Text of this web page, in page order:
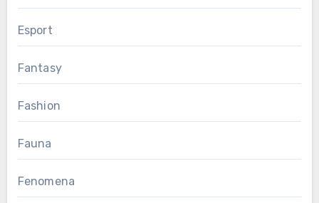
Esport
Fantasy
Fashion
Fauna
Fenomena